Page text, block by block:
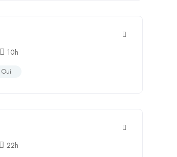
10h
Oui
22h